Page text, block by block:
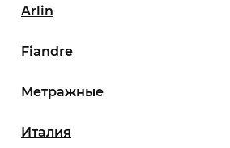
Arlin
Fiandre
Италия
Метражные